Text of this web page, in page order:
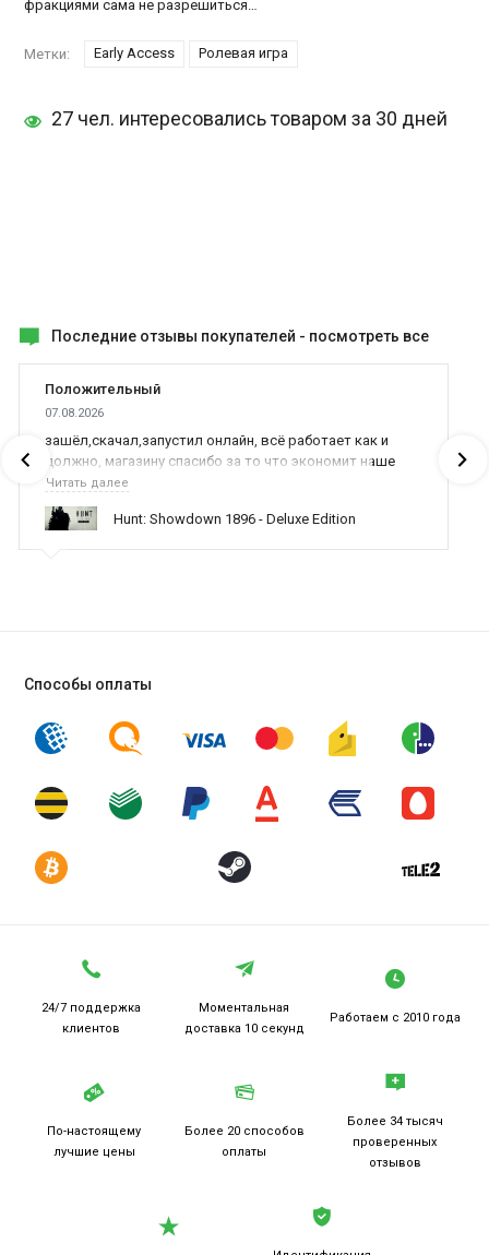
фракциями сама не разрешиться…
Метки: Early Access Ролевая игра
27 чел. интересовались товаром за 30 дней
Последние отзывы покупателей - посмотреть все
Положительный
07.08.2026
зашёл,скачал,запустил онлайн, всё работает как и
должно, магазину спасибо за то что экономит наше
время,нервы и деньги, ребята вы красава оказываете
поддержку населению и походу из всех только вы и
оказываете помощь
Читать далее
Hunt: Showdown 1896 - Deluxe Edition
Способы оплаты
24/7 поддержка
клиентов
Моментальная
доставка 10 секунд
Работаем с 2010 года
По-настоящему
лучшие цены
Более 20 способов
оплаты
Более 34 тысяч
проверенных
отзывов